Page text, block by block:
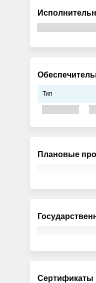
Тип
Плановые
Сертификаты